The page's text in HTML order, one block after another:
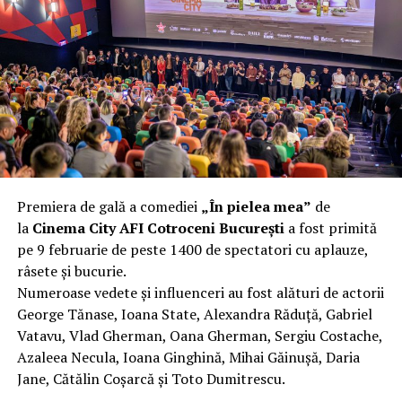
40 km/h. Nu s-a prăbușit, dar s-a deformat atât de tare
încât nu a mai putut fi pliat. Proprietarul l-a aruncat la
fier vechi a doua zi. Asta ca să fie clar de la început: nu
vorbim despre preferințe estetice, ci despre
funcționalitate reală.
Aluminiul, pe scurt: ușor,
rezistent la coroziune, dar cu
nuanțe
Aluminiul e materialul care apare primul în conversație
când cineva caută un pavilion ușor. Și pe bună dreptate.
Densitatea aluminiului e de aproximativ 2,7 g/cm³, față
de circa 7,8 g/cm³ pentru oțel. Practic, la un volum
identic, aluminiul cântărește cam o treime din greutatea
oțelului. Pentru oricine transportă, montează și
demontează frecvent o structură, diferența asta se
Premiera de gală a comediei „În pielea mea” de
la Cinema City AFI Cotroceni Bucureștia fost primită
pe 9 februarie de peste 1400 de spectatori cu aplauze,
râsete și bucurie.
Numeroase vedete și influenceri au fost alături de actorii
George Tănase, Ioana State, Alexandra Răduță, Gabriel
Vatavu, Vlad Gherman, Oana Gherman, Sergiu Costache,
Azaleea Necula, Ioana Ginghină, Mihai Găinușă, Daria
Jane, Cătălin Coșarcă și Toto Dumitrescu.